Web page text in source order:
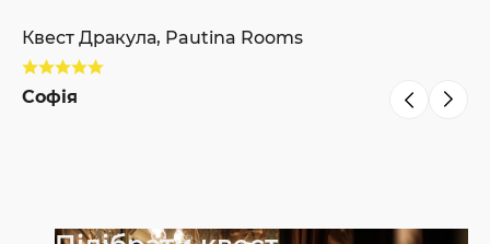
Квест Дракула, Pautina Rooms
Софія